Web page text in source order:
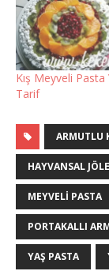
Kış Meyveli Pasta
Tarif
ARMUTLU
HAYVANSAL JÖLE
MEYVELI PASTA
PORTAKALLI
YAŞ PASTA